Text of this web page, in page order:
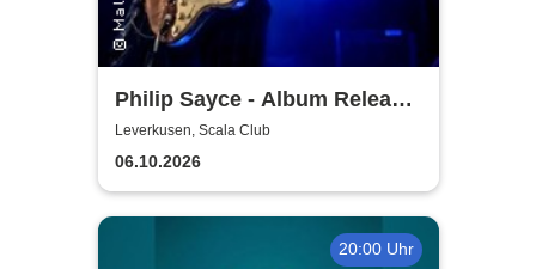
Philip Sayce - Album Release
EU Tour 2026
Leverkusen, Scala Club
06.10.2026
20:00 Uhr